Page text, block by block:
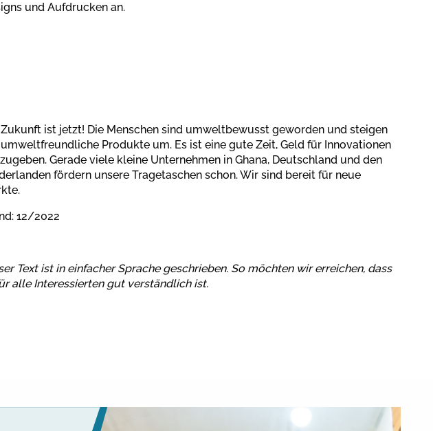
und Aufdrucken an.
Zukunft ist jetzt! Die Menschen sind umweltbewusst geworden und steigen
Produkte um. Es ist eine gute Zeit, Geld für Innovationen
Gerade viele kleine Unternehmen in Ghana, Deutschland und den
fördern unsere Tragetaschen schon. Wir sind bereit für neue
12/2022
Text ist in einfacher Sprache geschrieben. So möchten wir erreichen, dass
alle Interessierten gut verständlich ist.